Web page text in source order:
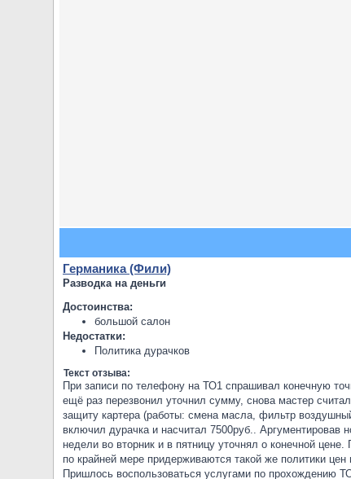
Германика (Фили)
Разводка на деньги
Достоинства:
большой салон
Недостатки:
Политика дурачков
Текст отзыва:
При записи по телефону на ТО1 спрашивал конечную
ещё раз перезвонил уточнил сумму, снова мастер
защиту картера (работы: смена масла, фильтр
включил дурачка и насчитал 7500руб..
недели во вторник и в пятницу уточнял о конечной
по крайней мере придерживаются такой же политики
Пришлось воспользоваться услугами по прохождению